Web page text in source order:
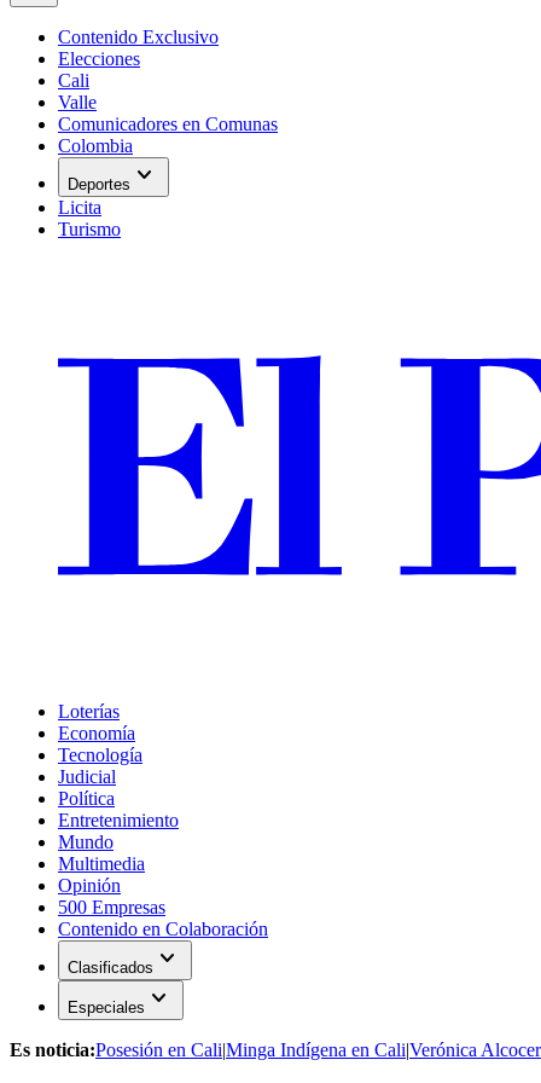
Contenido Exclusivo
Elecciones
Cali
Valle
Comunicadores en Comunas
Colombia
Deportes expand_more
Licita
Turismo
Loterías
Economía
Tecnología
Judicial
Política
Entretenimiento
Mundo
Multimedia
Opinión
500 Empresas
Contenido en Colaboración
Clasificados expand_more
Especiales expand_more
Es noticia:Posesión en Cali|Minga Indígena en Cali|Verónica Alcocer